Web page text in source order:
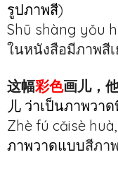
รูปภาพสี)
Shū shàng yǒu
ในหนังสือมีภาพสี
这幅彩色画儿，
儿 ว่าเป็นภาพวา
Zhè fú cǎisè
ภาพวาดแบบสีภา